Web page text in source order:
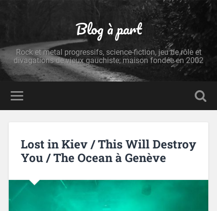
Blog à part
Rock et metal progressifs, science-fiction, jeu de rôle et
divagations de vieux gauchiste; maison fondée en 2002
Lost in Kiev / This Will Destroy
You / The Ocean à Genève